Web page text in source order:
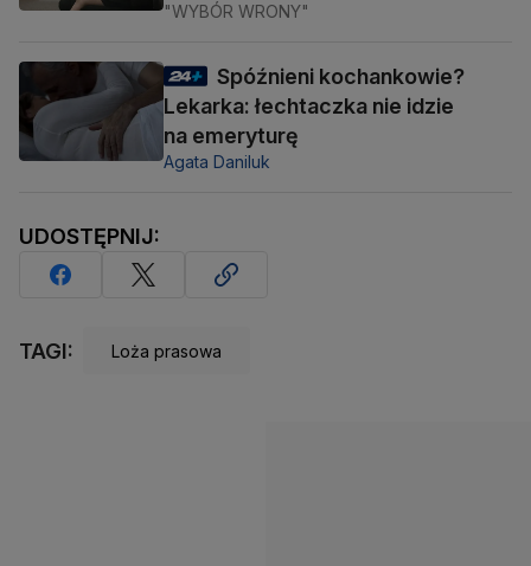
"WYBÓR WRONY"
Spóźnieni kochankowie?
Lekarka: łechtaczka nie idzie
na emeryturę
Agata Daniluk
UDOSTĘPNIJ:
TAGI: Loża prasowa